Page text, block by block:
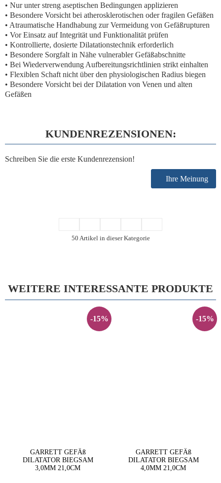
• Nur unter streng aseptischen Bedingungen applizieren
• Besondere Vorsicht bei atherosklerotischen oder fragilen Gefäßen
• Atraumatische Handhabung zur Vermeidung von Gefäßrupturen
• Vor Einsatz auf Integrität und Funktionalität prüfen
• Kontrollierte, dosierte Dilatationstechnik erforderlich
• Besondere Sorgfalt in Nähe vulnerabler Gefäßabschnitte
• Bei Wiederverwendung Aufbereitungsrichtlinien strikt einhalten
• Flexiblen Schaft nicht über den physiologischen Radius biegen
• Besondere Vorsicht bei der Dilatation von Venen und alten
Gefäßen
KUNDENREZENSIONEN:
Schreiben Sie die erste Kundenrezension!
Ihre Meinung
50 Artikel in dieser Kategorie
WEITERE INTERESSANTE PRODUKTE
-15%
GARRETT GEFÄß
DILATATOR BIEGSAM
3,0MM 21,0CM
-15%
GARRETT GEFÄß
DILATATOR BIEGSAM
4,0MM 21,0CM